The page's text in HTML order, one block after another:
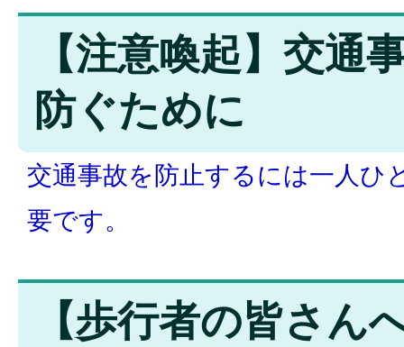
【注意喚起】交通
防ぐために
交通事故を防止するには一人ひ
要です。
【歩行者の皆さん